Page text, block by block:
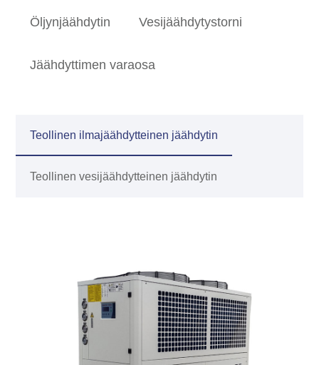
Öljynjäähdytin Vesijäähdytystorni
Jäähdyttimen varaosa
Teollinen ilmajäähdytteinen jäähdytin
Teollinen vesijäähdytteinen jäähdytin